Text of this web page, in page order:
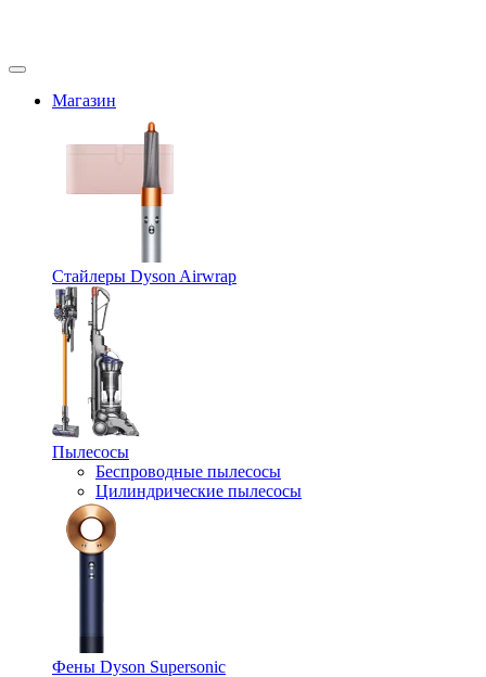
Магазин
Стайлеры Dyson Airwrap
Пылесосы
Беспроводные пылесосы
Цилиндрические пылесосы
Фены Dyson Supersonic